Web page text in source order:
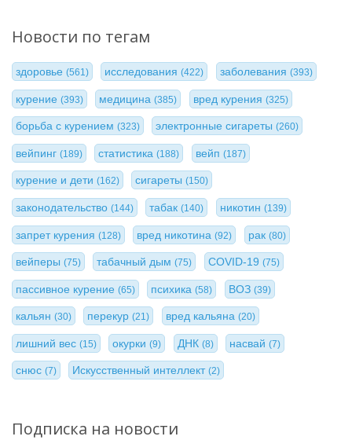
Новости по тегам
здоровье (561) исследования(422) заболевания (393)
курение (393) медицина(385) вред курения (325)
борьба с курением (323) электронные сигареты(260)
вейпинг (189) статистика(188) вейп (187)
курение и дети (162) сигареты(150)
законодательство (144) табак(140) никотин (139)
запрет курения (128) вред никотина(92) рак (80)
вейперы (75) табачный дым(75) COVID-19 (75)
пассивное курение (65) психика(58) ВОЗ (39)
кальян (30) перекур(21) вред кальяна (20)
лишний вес (15) окурки(9) ДНК (8) насвай(7)
снюс (7) Искусственный интеллект(2)
Подписка на новости